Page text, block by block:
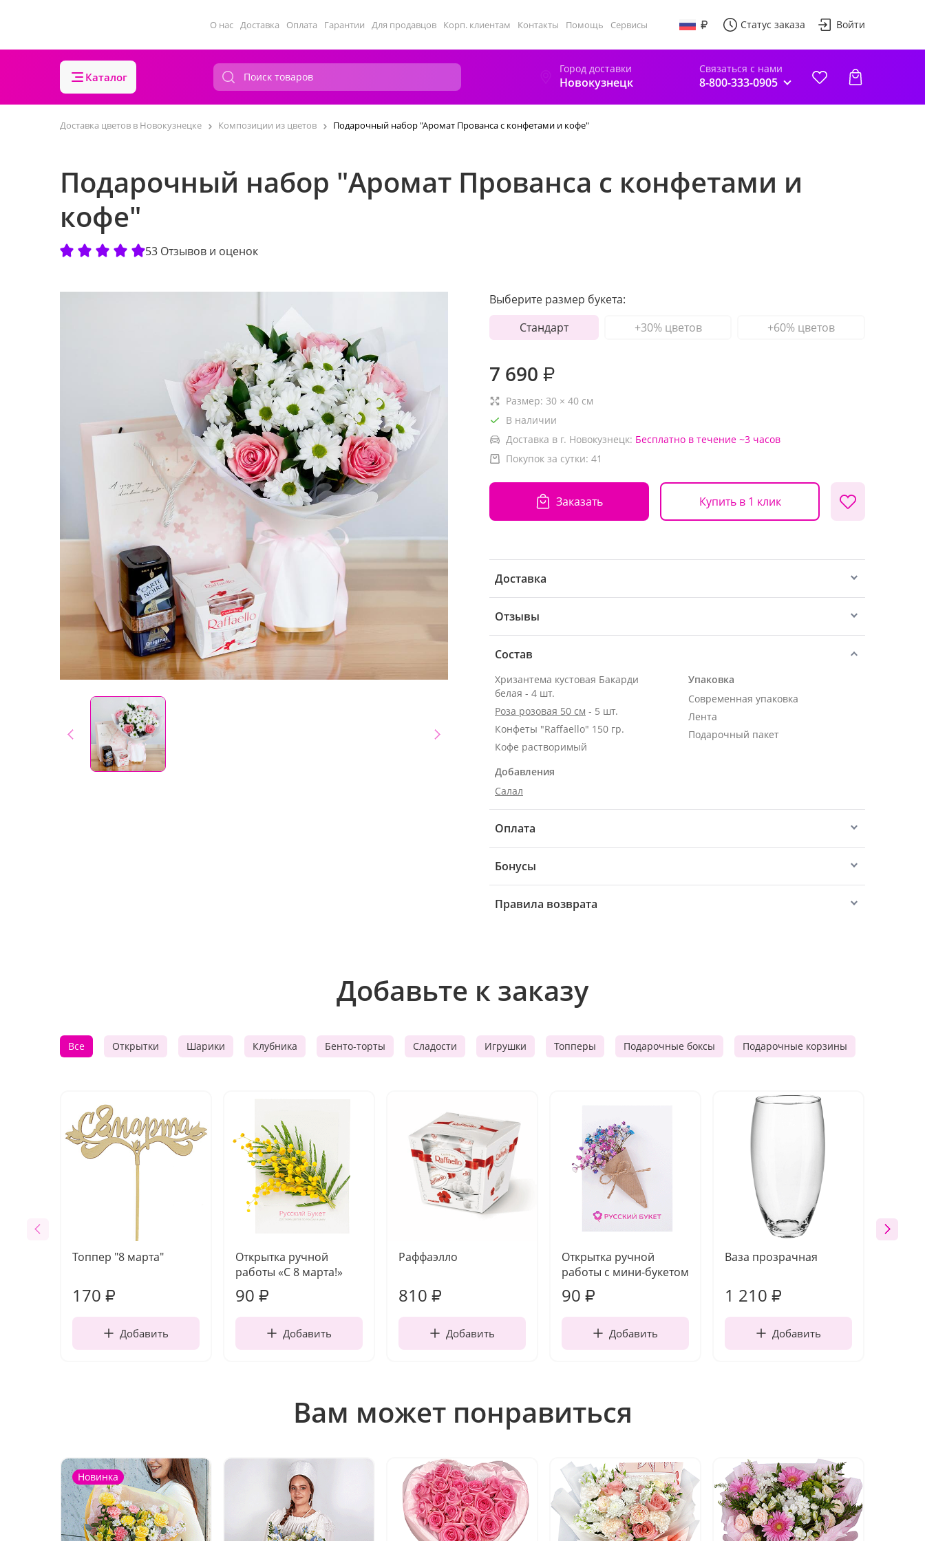
О нас Доставка Оплата Гарантии Для продавцов Корп. клиентам Контакты Помощь Сервисы Статус заказа Войти
Каталог
Город доставки
Новокузнецк
Связаться с нами
8-800-333-0905
Доставка цветов в Новокузнецке Композиции из цветов Подарочный набор "Аромат Прованса с конфетами и кофе"
Подарочный набор "Аромат Прованса с конфетами и
кофе"
53 Отзывов и оценок
Выберите размер букета:
Стандарт
+30% цветов +60% цветов
7 690 ₽
Размер: 30 × 40 см
В наличии
Доставка в г. Новокузнецк: Бесплатно в течение ~3 часов
Покупок за сутки: 41
Заказать Купить в 1 клик
Доставка
Отзывы
Состав
Хризантема кустовая Бакарди
белая - 4 шт.
Роза розовая 50 см - 5 шт.
Конфеты "Raffaello" 150 гр.
Кофе растворимый
Добавления
Салал
Упаковка
Современная упаковка
Лента
Подарочный пакет
Оплата
Бонусы
Правила возврата
Добавьте к заказу
Все Открытки Шарики Клубника Бенто-торты Сладости Игрушки Топперы Подарочные боксы Подарочные корзины
Топпер "8 марта"
170 ₽
Добавить
Открытка ручной
работы «С 8 марта!»
90 ₽
Добавить
Раффаэлло
810 ₽
Добавить
Открытка ручной
работы с мини-букетом
90 ₽
Добавить
Ваза прозрачная
1 210 ₽
Добавить
Вам может понравиться
Новинка